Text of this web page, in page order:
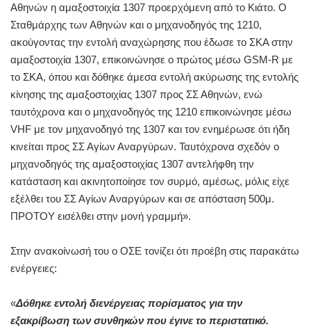
Αθηνών η αμαξοστοιχία 1307 προερχόμενη από το Κιάτο. Ο
Σταθμάρχης των Αθηνών και ο μηχανοδηγός της 1210,
ακούγοντας την εντολή αναχώρησης που έδωσε το ΣΚΑ στην
αμαξοστοιχία 1307, επικοινώνησε ο πρώτος μέσω GSM-R με
το ΣΚΑ, όπου και δόθηκε άμεσα εντολή ακύρωσης της εντολής
κίνησης της αμαξοστοιχίας 1307 προς ΣΣ Αθηνών, ενώ
ταυτόχρονα και ο μηχανοδηγός της 1210 επικοινώνησε μέσω
VHF με τον μηχανοδηγό της 1307 και τον ενημέρωσε ότι ήδη
κινείται προς ΣΣ Αγίων Αναργύρων. Ταυτόχρονα σχεδόν ο
μηχανοδηγός της αμαξοστοιχίας 1307 αντελήφθη την
κατάσταση και ακινητοποίησε τον συρμό, αμέσως, μόλις είχε
εξέλθει του ΣΣ Αγίων Αναργύρων και σε απόσταση 500μ.
ΠΡOTOY εισέλθει στην μονή γραμμή».
Στην ανακοίνωσή του ο ΟΣΕ τονίζει ότι προέβη στις παρακάτω
ενέργειες:
«Δόθηκε εντολή διενέργειας πορίσματος για την
εξακρίβωση των συνθηκών που έγινε το περιστατικό.